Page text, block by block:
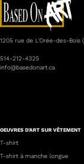
1205 rue de L’Orée-des-Bois
514-212-4325
info@basedonart.ca
OEUVRES D'ART SUR VÊTEMENT
T-shirt
T-shirt à manche longue